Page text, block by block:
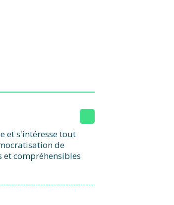
et s'intéresse tout
de
compréhensibles